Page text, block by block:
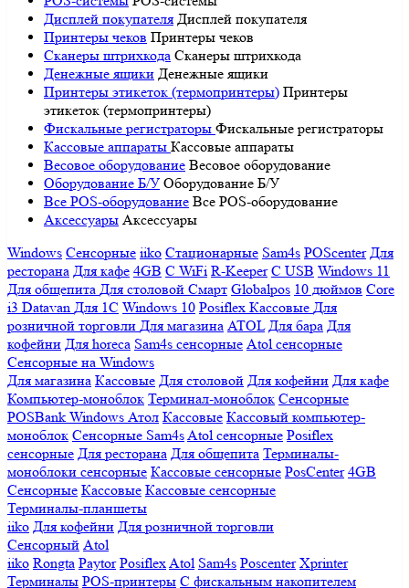
Дисплей покупателя Дисплей покупателя
Принтеры чеков Принтеры чеков
Сканеры штрихкода Сканеры штрихкода
Денежные ящики Денежные ящики
Принтеры этикеток (термопринтеры) Принтеры
этикеток (термопринтеры)
Фискальные регистраторы Фискальные регистраторы
Кассовые аппараты Кассовые аппараты
Весовое оборудование Весовое оборудование
Оборудование Б/У Оборудование Б/У
Все POS-оборудование Все POS-оборудование
Аксессуары Аксессуары
Windows Сенсорные iiko Стационарные Sam4s POScenter Для
ресторана Для кафе 4GB С WiFi R-Keeper С USB Windows 11
Для общепита Для столовой Смарт Globalpos 10 дюймов Core
i3 Datavan Для 1С Windows 10 Posiflex Кассовые Для
розничной торговли Для магазина ATOL Для бара Для
кофейни Для horeca Sam4s сенсорные Atol сенсорные
Сенсорные на Windows
Для магазина Кассовые Для столовой Для кофейни Для кафе
Компьютер-моноблок Терминал-моноблок Сенсорные
POSBank Windows Атол Кассовые Кассовый компьютер-
моноблок Сенсорные Sam4sAtol сенсорные Posiflex
сенсорные Для ресторана Для общепита Терминалы-
моноблоки сенсорные Кассовые сенсорные PosCenter 4GB
Сенсорные Кассовые Кассовые сенсорные
Терминалы-планшеты
iiko Для кофейни Для розничной торговли
Сенсорный Atol
iiko Rongta Paytor PosiflexAtol Sam4s Poscenter Xprinter
Терминалы POS-принтеры С фискальным накопителем